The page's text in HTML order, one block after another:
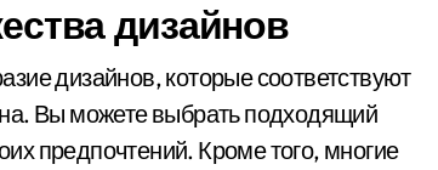
дизайнов
дизайнов, которые соответствуют
Вы можете выбрать подходящий
предпочтений. Кроме того, многие